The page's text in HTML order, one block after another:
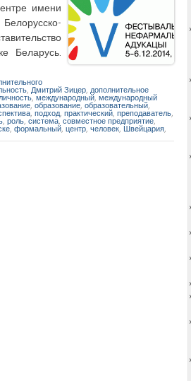
имени
Беларусь.
Дмитрий Зицер дополнительное
личность ,международный, международный
, образование, образовательный
, подход практический преподаватель
роль система, совместное предприятие
формальный центр человек, Швейцария